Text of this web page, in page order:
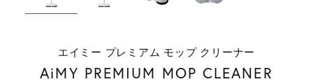
エイミー プレミアム モップ クリーナー
AiMY PREMIUM MOP CLEANER